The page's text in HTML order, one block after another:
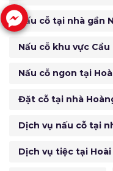
Nấu cỗ tại nhà gần
Nấu cỗ khu vực Cầu
Nấu cỗ ngon tại
Đặt cỗ tại nhà
Dịch vụ nấu cỗ tại
Dịch vụ tiệc tại